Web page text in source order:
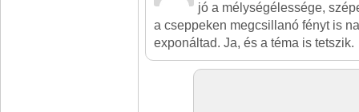
jó a mélységélessége,
a cseppeken megcsillanó fényt is
exponáltad. Ja, és a téma is tetszik.